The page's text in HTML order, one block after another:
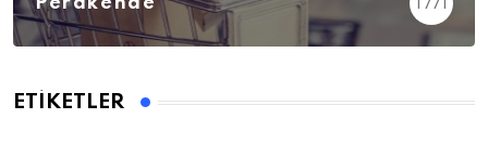
ETIKETLER